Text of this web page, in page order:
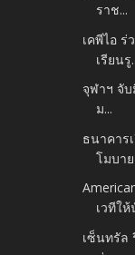
ราช...
เคพีไอ ร่
เรียนรู
จุฬาฯ จั
ม...
ธนาคาร
โมบาย
เวทีให้
เซ็นทรัล